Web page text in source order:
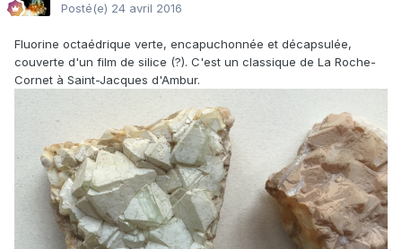
Posté(e) 24 avril 2016
Fluorine octaédrique verte, encapuchonnée et décapsulée,
couverte d'un film de silice (?). C'est un classique de La Roche-
Cornet à Saint-Jacques d'Ambur.